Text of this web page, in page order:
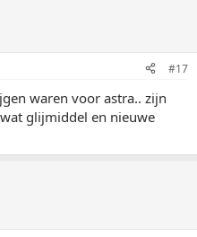
#17
waren voor astra.. zijn
glijmiddel en nieuwe